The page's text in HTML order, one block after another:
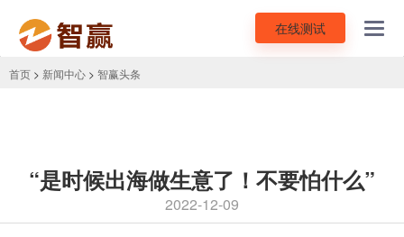
在线测试
首页 > 新闻中心 > 智赢头条
“是时候出海做生意了！不要怕什么”
2022-12-09